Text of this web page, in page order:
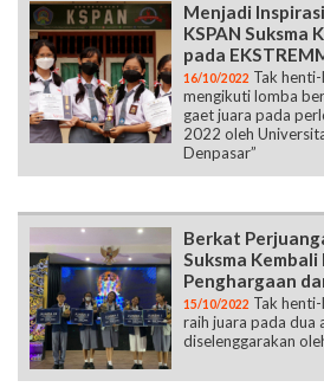
Menjadi
KSPAN Suksma
pada
16/10/2022 Tak henti-
mengikuti lomba
gaet juara pada
2022 oleh
Denpasar”
Berkat
Suksma
Penghargaan
15/10/2022 Tak
raih juara pada dua
diselenggarakan